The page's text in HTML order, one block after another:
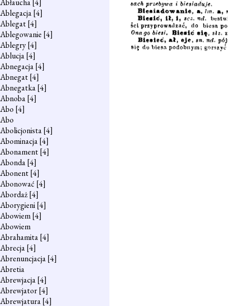
Abłaucha[4]
Ablegacja[4]
Ablegat[4]
Ablegowanie [4]
Ablegry[4]
Ablucja[4]
Abnegacja[4]
Abnegat[4]
Abnegatka[4]
Abnoba[4]
Abo [4]
Abo
Abolicjonista[4]
Abominacja[4]
Abonament[4]
Abonda[4]
Abonent[4]
Abonować [4]
Abordaż[4]
Aborygieni[4]
Abowiem[4]
Abowiem
Abrahamita[4]
Abrecja[4]
Abrenuncjacja[4]
Abretia
Abrewjacja[4]
Abrewjator[4]
Abrewjatura[4]